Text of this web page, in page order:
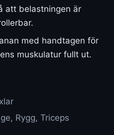
att belastningen är
med handtagen för
muskulatur fullt ut.
Rygg, Triceps